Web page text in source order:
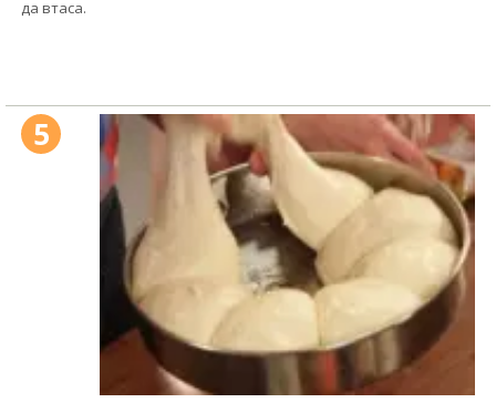
да втаса.
5